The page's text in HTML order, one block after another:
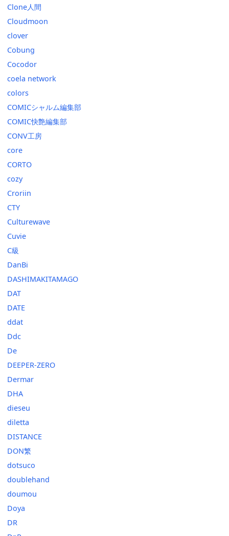
Clone人間
Cloudmoon
clover
Cobung
Cocodor
coela network
colors
COMICシャルム編集部
COMIC快艶編集部
CONV工房
core
CORTO
cozy
Croriin
CTY
Culturewave
Cuvie
C級
DanBi
DASHIMAKITAMAGO
DAT
DATE
ddat
Ddc
De
DEEPER-ZERO
Dermar
DHA
dieseu
diletta
DISTANCE
DON繁
dotsuco
doublehand
doumou
Doya
DR